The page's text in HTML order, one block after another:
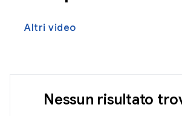
Altri video
Nessun risultato